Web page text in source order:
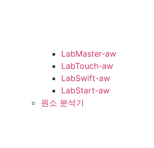
LabMaster-aw
LabTouch-aw
LabSwift-aw
LabStart-aw
원소 분석기